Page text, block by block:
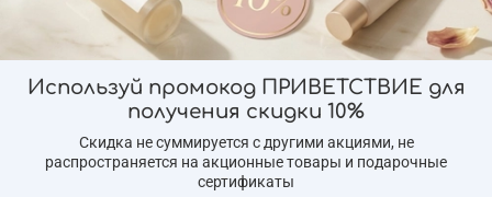
Описание
Тканевая маска для лица с экстрактом красного
уникальное натуральное средство от
морщин, вялости и тусклости кожи. Благодаря ей
дерма напитывается витаминами и стойко
Используй промокод ПРИВЕТСТВИЕ для
получения скидки 10%
Скидка не суммируется с другими акциями, не
распространяется на акционные товары и подарочные
сертификаты